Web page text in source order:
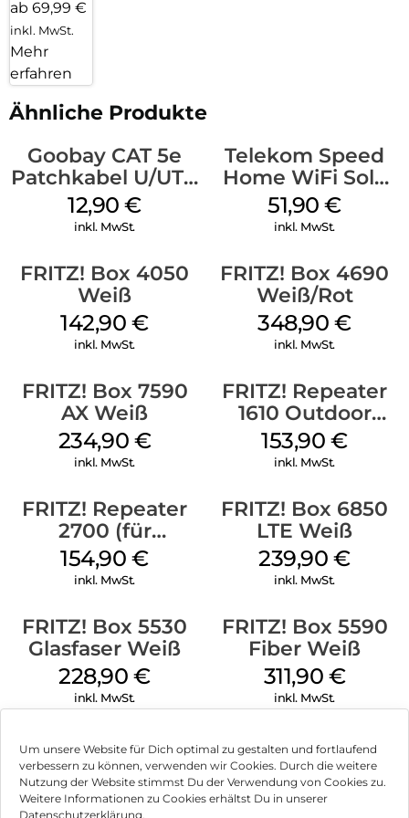
Um unsere Website für Dich optimal zu gestalten und fortlaufend
verbessern zu können, verwenden wir Cookies. Durch die weitere
Nutzung der Website stimmst Du der Verwendung von Cookies zu.
Weitere Informationen zu Cookies erhältst Du in unserer
Datenschutzerklärung.
Stromversorgung über USB-C
WPS (Wi-Fi Protected Setup)
WLAN-Gastzugang – sicheres Surfen für Freunde und
Besucher
ab 69,99 €
inkl. MwSt.
Mehr
erfahren
Ähnliche Produkte
Goobay CAT 5e
Patchkabel U/UTP
Grau
12,90€
inkl. MwSt.
Telekom Speed
Home WiFi Solo
refurbished Weiß
51,90€
inkl. MwSt.
FRITZ! Box 4050
Weiß
142,90€
inkl. MwSt.
FRITZ! Box 4690
Weiß/Rot
348,90€
inkl. MwSt.
FRITZ! Box 7590
AX Weiß
234,90 €
inkl. MwSt.
FRITZ! Repeater
1610 Outdoor
Weiß
153,90€
inkl. MwSt.
FRITZ! Repeater
2700 (für
Tarifvermarktung)
Weiß
154,90€
inkl. MwSt.
FRITZ! Box 6850
LTE Weiß
239,90€
inkl. MwSt.
FRITZ! Box 5530
Glasfaser Weiß
228,90€
inkl. MwSt.
FRITZ! Box 5590
Fiber Weiß
311,90 €
inkl. MwSt.
Impressum